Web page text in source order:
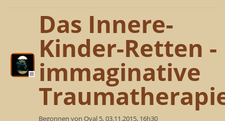
Das Innere-
Kinder-Retten -
immaginative
Begonnen von Oval 5, 03.11.2015, 16h30